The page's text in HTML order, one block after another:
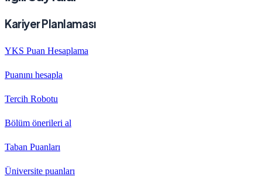
Kariyer Planlaması
YKS Puan Hesaplama
Puanını hesapla
Tercih Robotu
Bölüm önerileri al
Taban Puanları
Üniversite puanları